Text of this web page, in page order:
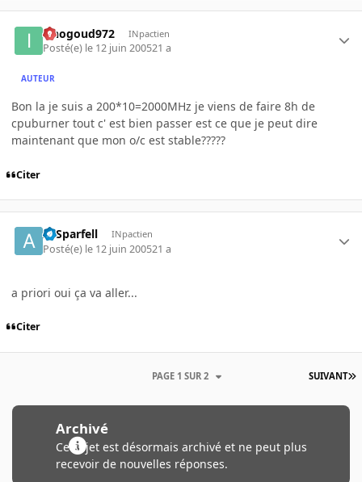
iznogoud972 INpactien
Posté(e) le 12 juin 200521 a
AUTEUR
Bon la je suis a 200*10=2000MHz je viens de faire 8h de
cpuburner tout c' est bien passer est ce que je peut dire
maintenant que mon o/c est stable?????
Citer
ArSparfell INpactien
Posté(e) le 12 juin 200521 a
a priori oui ça va aller...
Citer
SUIVANT
PAGE 1 SUR 2
Archivé
Ce sujet est désormais archivé et ne peut plus
recevoir de nouvelles réponses.